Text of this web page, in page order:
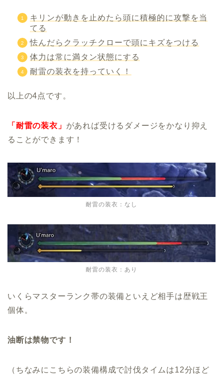
キリンが動きを止めたら頭に積極的に攻撃を当
てる
怯んだらクラッチクローで頭にキズをつける
体力は常に満タン状態にする
耐雷の装衣を持っていく！
以上の4点です。
「耐雷の装衣」 があれば受けるダメージをかなり抑え
ることができます！
耐雷の装衣：なし
耐雷の装衣：あり
いくらマスターランク帯の装備といえど相手は歴戦王
個体。
油断は禁物です！
（ちなみにこちらの装備構成で討伐タイムは12分ほど